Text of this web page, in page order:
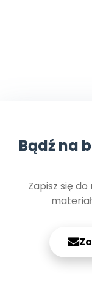
Bądź na
Zapisz się